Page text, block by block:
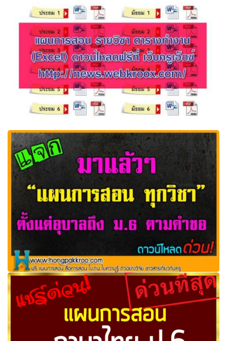
แผนการสอน ภาษาอังกฤษ ระดับชั้น ป.1-6 โดยสำนักพิมพ์
สกสค.
แผนการสอน รายวิชา ตารางทำงาน (Excel) ดาวน์โหลดฟรี
มาแล้วๆ แผนการสอน ทุกวิชา ตั้งแต่อุบาลถึง ม.6 ตามคำขอ
ดาวน์โหลดด่วน!